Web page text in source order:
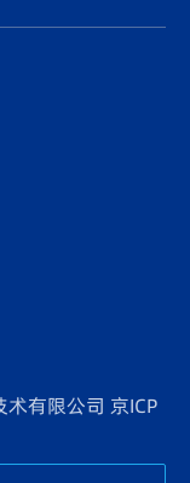
有限公司 京ICP